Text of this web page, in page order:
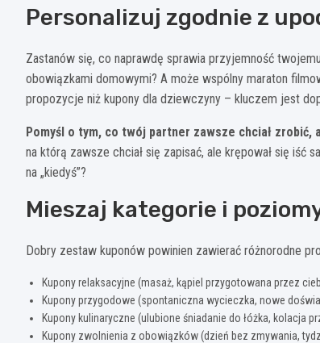
Personalizuj zgodnie z
Zastanów się, co naprawdę sprawia przyjemność
obowiązkami domowymi? A może wspólny maraton
propozycje niż kupony dla dziewczyny – kluczem jest
Pomyśl o tym, co twój partner zawsze chciał zrobić,
na którą zawsze chciał się zapisać, ale krępował się iść
na „kiedyś”?
Mieszaj kategorie i
Dobry zestaw kuponów powinien zawierać różnorodne
Kupony relaksacyjne (masaż, kąpiel przygotowana przez
Kupony przygodowe (spontaniczna wycieczka, nowe
Kupony kulinaryczne (ulubione śniadanie do łóżka, kolacja
Kupony zwolnienia z obowiązków (dzień bez zmywania,